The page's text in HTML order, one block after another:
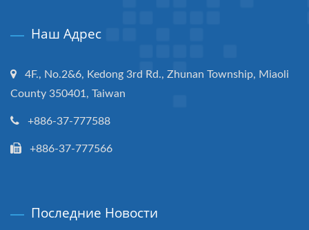
Наш Адрес
4F., No.2&6, Kedong 3rd Rd., Zhunan Township, Miaoli
County 350401, Taiwan
+886-37-777588
+886-37-777566
Последние Новости